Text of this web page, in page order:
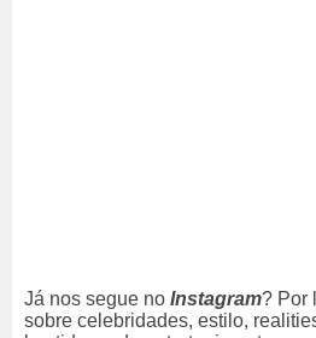
Já nos segue no Instagram? Por
sobre celebridades, estilo,